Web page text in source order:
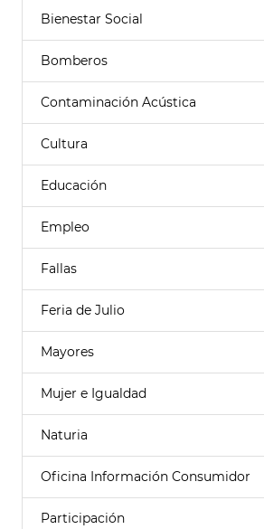
Bienestar Social
Bomberos
Contaminación Acústica
Cultura
Educación
Empleo
Fallas
Feria de Julio
Mayores
Mujer e Igualdad
Naturia
Oficina Información Consumidor
Participación